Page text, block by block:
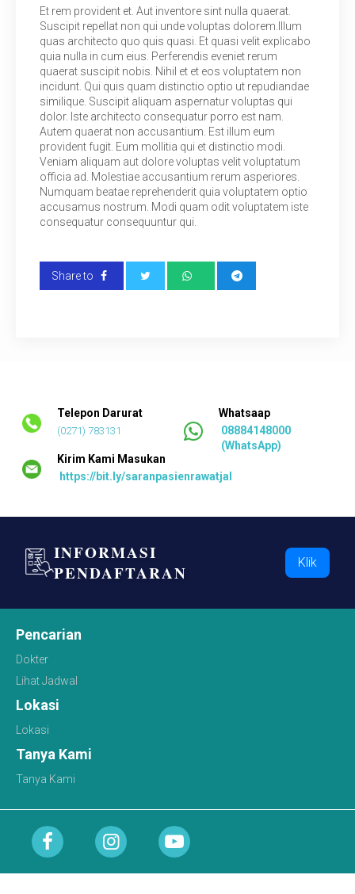
Et rem provident et. Aut inventore sint nulla quaerat.
Suscipit repellat non qui unde voluptas dolorem.Illum
quas architecto quo quis quasi. Et quasi velit explicabo
quia nulla in cum eius. Perferendis eveniet rerum
quaerat suscipit nobis. Nihil et et eos voluptatem non
incidunt. Qui quis quam distinctio optio ut repudiandae
similique. Suscipit aliquam aspernatur voluptas qui
dolor. Iste architecto consequatur porro est nam.
Autem quaerat non accusantium. Est illum eum
provident fugit. Eum mollitia qui et distinctio modi.
Veniam aliquam aut dolore voluptas velit voluptatum
officia ad. Molestiae accusantium rerum asperiores.
Numquam beatae reprehenderit quia voluptatem optio
accusamus nostrum. Modi quam odit voluptatem iste
consequatur consequuntur qui.
Share to
Telepon Darurat
(0271) 783131
Whatsaap
08884148000
(WhatsApp)
Kirim Kami Masukan
https://bit.ly/saranpasienrawatjalan
INFORMASI
PENDAFTARAN
Klik
Pencarian
Dokter
Lihat Jadwal
Lokasi
Lokasi
Tanya Kami
Tanya Kami